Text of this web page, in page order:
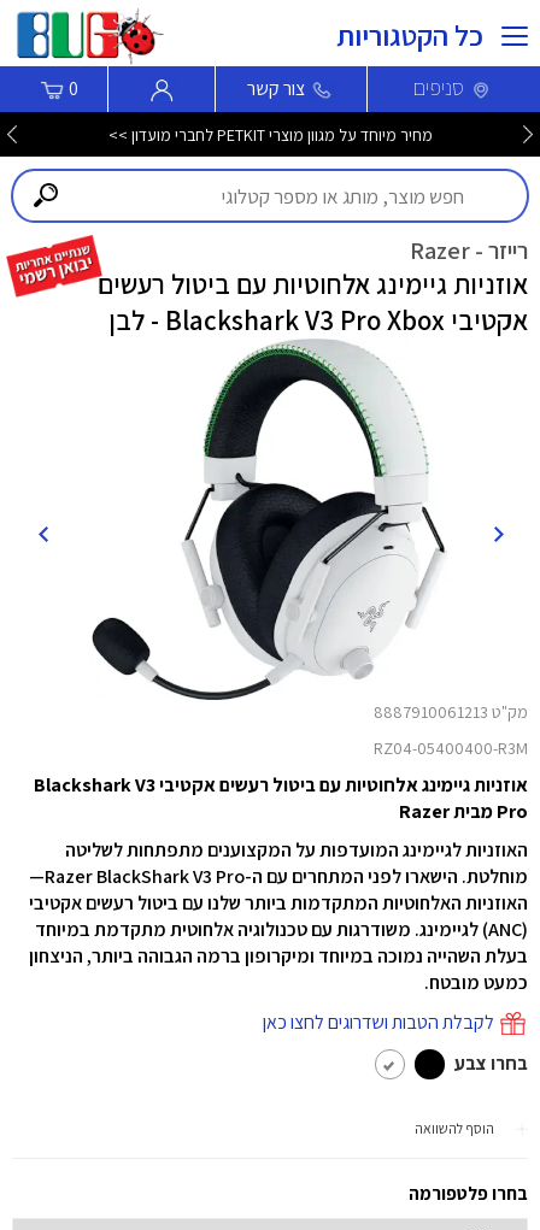
כל הקטגוריות
סניפים צור קשר 0
מחיר מיוחד על מגוון מוצרי PETKIT לחברי מועדון >>
רייזר - Razer
אוזניות גיימינג אלחוטיות עם ביטול רעשים
אקטיבי Blackshark V3 Pro Xbox - לבן
מק"ט 8887910061213
RZ04-05400400-R3M
אוזניות גיימינג אלחוטיות עם ביטול רעשים אקטיבי Blackshark V3
Pro מבית Razer
האוזניות לגיימינג המועדפות על המקצוענים מתפתחות לשליטה
מוחלטת. הישארו לפני המתחרים עם ה-Razer BlackShark V3 Pro—
האוזניות האלחוטיות המתקדמות ביותר שלנו עם ביטול רעשים אקטיבי
(ANC) לגיימינג. משודרגות עם טכנולוגיה אלחוטית מתקדמת במיוחד
בעלת השהייה נמוכה במיוחד ומיקרופון ברמה הגבוהה ביותר, הניצחון
כמעט מובטח.
לקבלת הטבות ושדרוגים לחצו כאן
בחרו צבע
הוסף להשוואה
בחרו פלטפורמה